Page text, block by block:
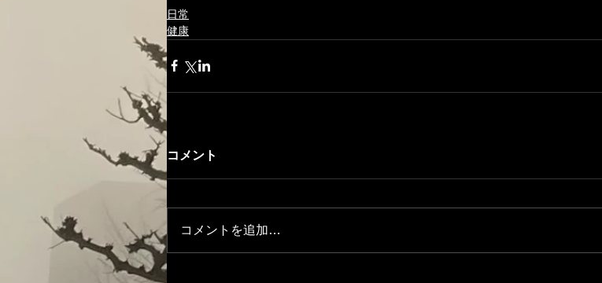
日常
健康
コメント
コメントを追加…